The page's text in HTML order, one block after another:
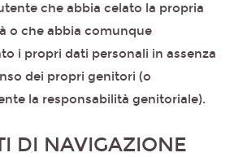
che abbia celato la propria
o che abbia comunque
i propri dati personali in assenza
dei propri genitori (o
la responsabilità genitoriale).
DI NAVIGAZIONE